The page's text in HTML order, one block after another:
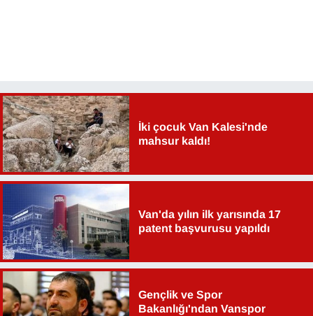
İki çocuk Van Kalesi'nde
mahsur kaldı!
Van'da yılın ilk yarısında 17
patent başvurusu yapıldı
Gençlik ve Spor
Bakanlığı'ndan Vanspor